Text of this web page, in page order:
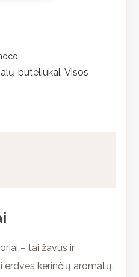
buteliukai, Visos
– tai žavus ir
kerinčių aromatų.